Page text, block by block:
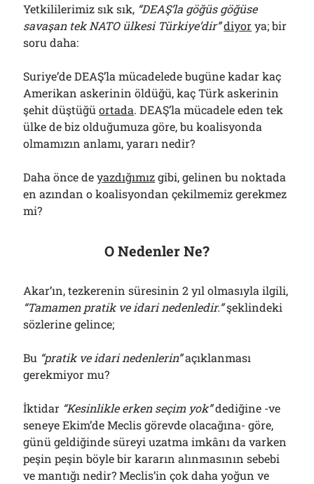
Yetkililerimiz sık sık, “DEAŞ’la göğüs göğüse
savaşan tek NATO ülkesi Türkiye’dir”diyorya; bir
soru daha:
Suriye’de DEAŞ’la mücadelede bugüne kadar kaç
Amerikan askerinin öldüğü, kaç Türk askerinin
şehit düştüğüortada. DEAŞ’la mücadele eden tek
ülke de biz olduğumuza göre, bu koalisyonda
olmamızın anlamı, yararı nedir?
Daha önce deyazdığımızgibi, gelinen bu noktada
en azından o koalisyondan çekilmemiz gerekmez
mi?
O Nedenler Ne?
Akar’ın, tezkerenin süresinin 2 yıl olmasıyla ilgili,
“Tamamen pratik ve idari nedenledir.”şeklindeki
sözlerine gelince;
Bu “pratik ve idari nedenlerin”açıklanması
gerekmiyor mu?
İktidar “Kesinlikle erken seçim yok”dediğine -ve
seneye Ekim’de Meclis görevde olacağına- göre,
günü geldiğinde süreyi uzatma imkânı da varken
peşin peşin böyle bir kararın alınmasının sebebi
ve mantığı nedir? Meclis’in çok daha yoğun ve